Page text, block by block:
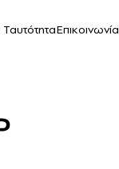
ΤαυτότηταΕπικοινωνία